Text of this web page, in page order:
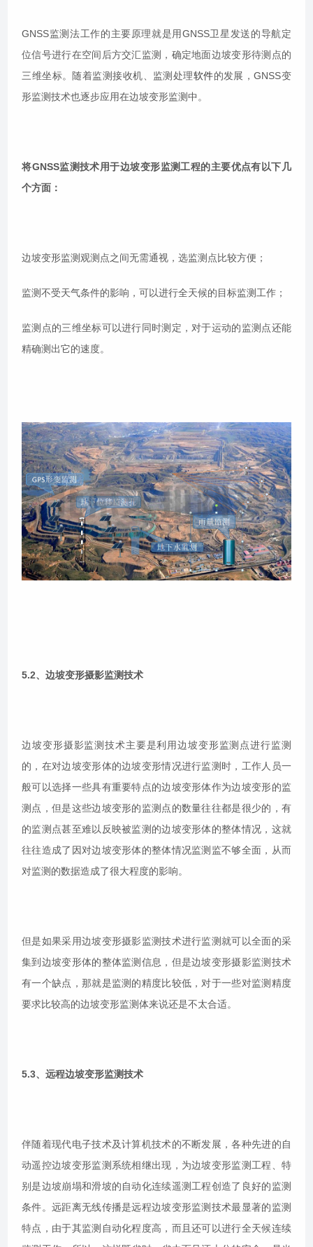
GNSS监测法工作的主要原理就是用GNSS卫星发送的导航定
位信号进行在空间后方交汇监测，确定地面边坡变形待测点的
三维坐标。随着监测接收机、监测处理软件的发展，GNSS变
形监测技术也逐步应用在边坡变形监测中。
将GNSS监测技术用于边坡变形监测工程的主要优点有以下几
个方面：
边坡变形监测观测点之间无需通视，选监测点比较方便；
监测不受天气条件的影响，可以进行全天候的目标监测工作；
监测点的三维坐标可以进行同时测定，对于运动的监测点还能
精确测出它的速度。
5.2、边坡变形摄影监测技术
边坡变形摄影监测技术主要是利用边坡变形监测点进行监测
的，在对边坡变形体的边坡变形情况进行监测时，工作人员一
般可以选择一些具有重要特点的边坡变形体作为边坡变形的监
测点，但是这些边坡变形的监测点的数量往往都是很少的，有
的监测点甚至难以反映被监测的边坡变形体的整体情况，这就
往往造成了因对边坡变形体的整体情况监测监不够全面，从而
对监测的数据造成了很大程度的影响。
但是如果采用边坡变形摄影监测技术进行监测就可以全面的采
集到边坡变形体的整体监测信息，但是边坡变形摄影监测技术
有一个缺点，那就是监测的精度比较低，对于一些对监测精度
要求比较高的边坡变形监测体来说还是不太合适。
5.3、远程边坡变形监测技术
伴随着现代电子技术及计算机技术的不断发展，各种先进的自
动遥控边坡变形监测系统相继出现，为边坡变形监测工程、特
别是边坡崩塌和滑坡的自动化连续遥测工程创造了良好的监测
条件。远距离无线传播是远程边坡变形监测技术最显著的监测
特点，由于其监测自动化程度高，而且还可以进行全天候连续